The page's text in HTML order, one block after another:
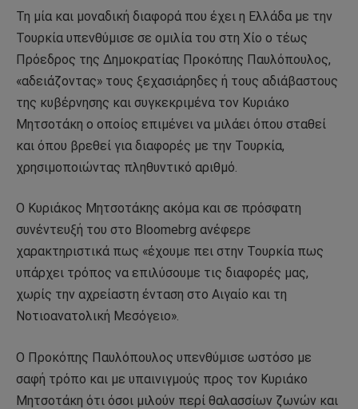
Τη μία και μοναδική διαφορά που έχει η Ελλάδα με την
Τουρκία υπενθύμισε σε ομιλία του στη Χίο ο τέως
Πρόεδρος της Δημοκρατίας Προκόπης Παυλόπουλος,
«αδειάζοντας» τους ξεχασιάρηδες ή τους αδιάβαστους
της κυβέρνησης και συγκεκριμένα τον Κυριάκο
Μητσοτάκη ο οποίος επιμένει να μιλάει όπου σταθεί
και όπου βρεθεί για διαφορές με την Τουρκία,
χρησιμοποιώντας πληθυντικό αριθμό.
Ο Κυριάκος Μητσοτάκης ακόμα και σε πρόσφατη
συνέντευξή του στο Bloomebrg ανέφερε
χαρακτηριστικά πως «έχουμε πει στην Τουρκία πως
υπάρχει τρόπος να επιλύσουμε τις διαφορές μας,
χωρίς την αχρείαστη ένταση στο Αιγαίο και τη
Νοτιοανατολική Μεσόγειο».
Ο Προκόπης Παυλόπουλος υπενθύμισε ωστόσο με
σαφή τρόπο και με υπαινιγμούς προς τον Κυριάκο
Μητσοτάκη ότι όσοι μιλούν περί θαλασσίων ζωνών και